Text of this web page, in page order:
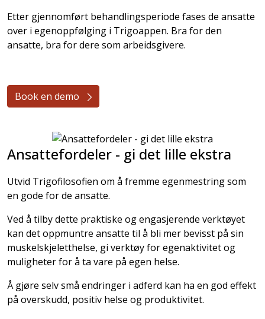
Etter gjennomført behandlingsperiode fases de ansatte
over i egenoppfølging i Trigoappen. Bra for den
ansatte, bra for dere som arbeidsgivere.
Book en demo
Ansattefordeler - gi det lille ekstra
Utvid Trigofilosofien om å fremme egenmestring som
en gode for de ansatte.
Ved å tilby dette praktiske og engasjerende verktøyet
kan det oppmuntre ansatte til å bli mer bevisst på sin
muskelskjeletthelse, gi verktøy for egenaktivitet og
muligheter for å ta vare på egen helse.
Å gjøre selv små endringer i adferd kan ha en god effekt
på overskudd, positiv helse og produktivitet.